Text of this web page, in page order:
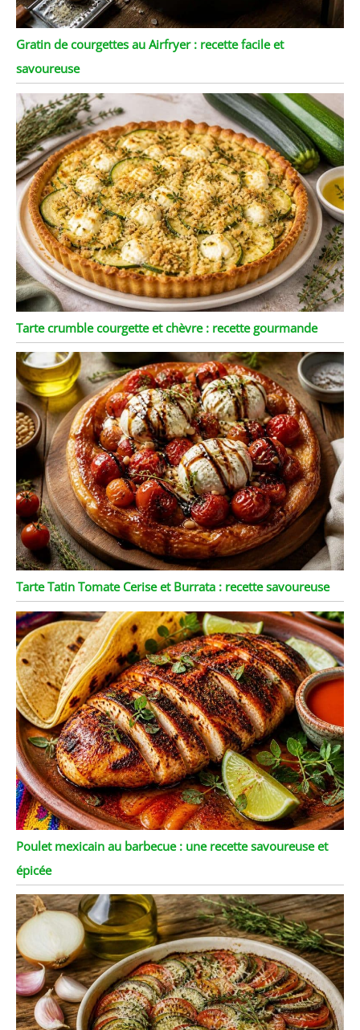
Gratin de courgettes au Airfryer : recette facile et
savoureuse
Tarte crumble courgette et chèvre : recette gourmande
Tarte Tatin Tomate Cerise et Burrata : recette savoureuse
Poulet mexicain au barbecue : une recette savoureuse et
épicée